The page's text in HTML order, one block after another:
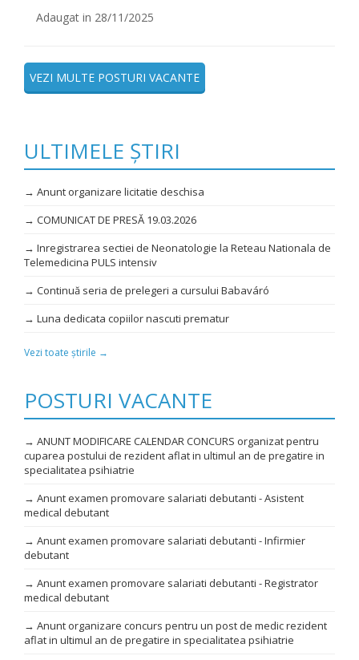
Adaugat in 28/11/2025
VEZI MULTE POSTURI VACANTE
ULTIMELE ȘTIRI
→ Anunt organizare licitatie deschisa
→ COMUNICAT DE PRESĂ 19.03.2026
→ Inregistrarea sectiei de Neonatologie la Reteau Nationala de
Telemedicina PULS intensiv
→ Continuă seria de prelegeri a cursului Babaváró
→ Luna dedicata copiilor nascuti prematur
Vezi toate știrile →
POSTURI VACANTE
→ ANUNT MODIFICARE CALENDAR CONCURS organizat pentru
cuparea postului de rezident aflat in ultimul an de pregatire in
specialitatea psihiatrie
→ Anunt examen promovare salariati debutanti - Asistent
medical debutant
→ Anunt examen promovare salariati debutanti - Infirmier
debutant
→ Anunt examen promovare salariati debutanti - Registrator
medical debutant
→ Anunt organizare concurs pentru un post de medic rezident
aflat in ultimul an de pregatire in specialitatea psihiatrie